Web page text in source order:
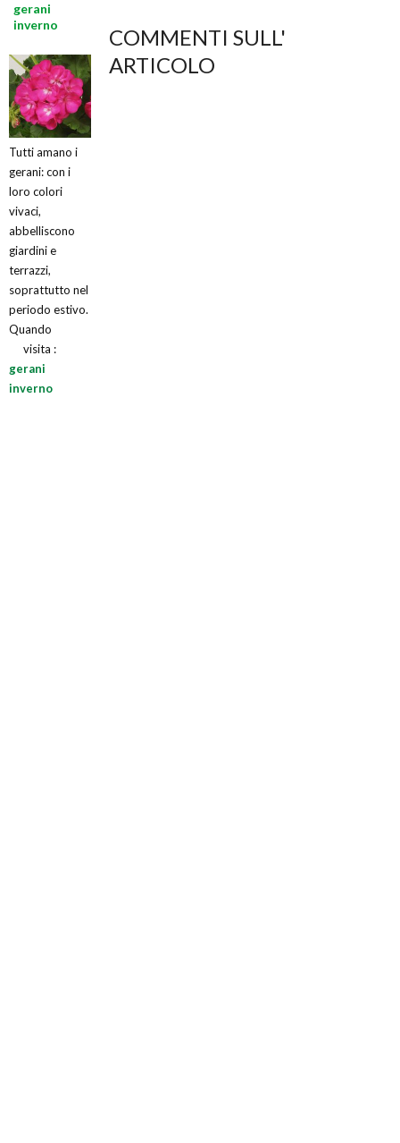
gerani
inverno
Tutti amano i
gerani: con i
loro colori
vivaci,
abbelliscono
giardini e
terrazzi,
soprattutto nel
periodo estivo.
Quando
visita :
gerani
inverno
COMMENTI SULL'
ARTICOLO